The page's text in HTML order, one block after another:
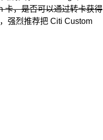
卡，是否可以通过转卡获得
强烈推荐把 Citi Custom